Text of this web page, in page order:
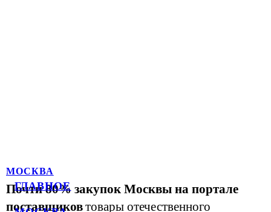
ГЛАВНОЕ
МОСКВА
Почти 80% закупок Москвы на портале
поставщиковтовары отечественного